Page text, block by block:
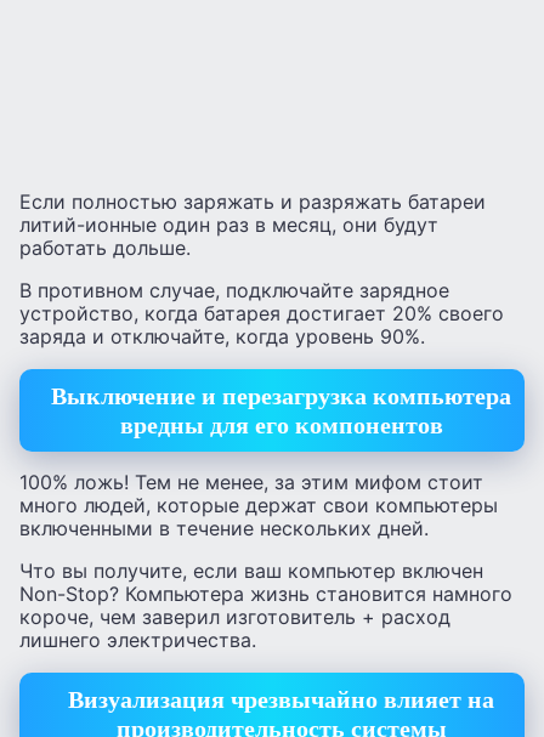
Если полностью заряжать и разряжать батареи
литий-ионные один раз в месяц, они будут
работать дольше.
В противном случае, подключайте зарядное
устройство, когда батарея достигает 20% своего
заряда и отключайте, когда уровень 90%.
Выключение и перезагрузка компьютера
вредны для его компонентов
100% ложь! Тем не менее, за этим мифом стоит
много людей, которые держат свои компьютеры
включенными в течение нескольких дней.
Что вы получите, если ваш компьютер включен
Non-Stop? Компьютера жизнь становится намного
короче, чем заверил изготовитель + расход
лишнего электричества.
Визуализация чрезвычайно влияет на
производительность системы